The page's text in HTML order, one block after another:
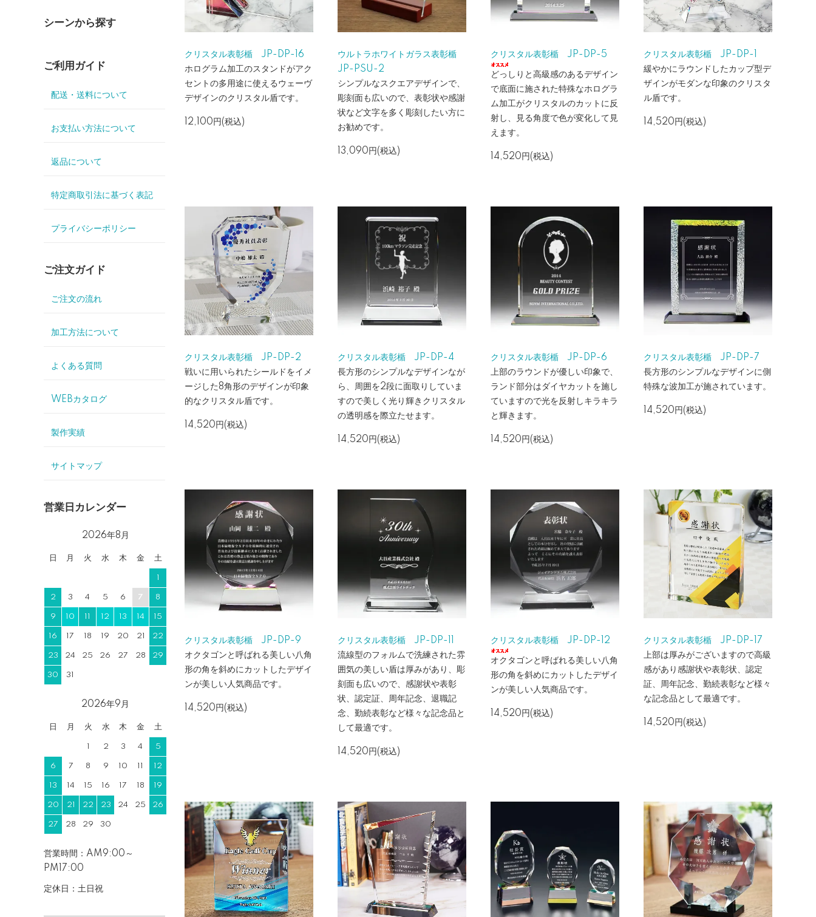
クリスタル表彰楯 JP-DP-16
ホログラム加工のスタンドがアク
セントの多用途に使えるウェーヴ
デザインのクリスタル盾です。
12,100円(税込)
ウルトラホワイトガラス表彰楯
JP-PSU-2
シンプルなスクエアデザインで、
彫刻面も広いので、表彰状や感謝
状など文字を多く彫刻したい方に
お勧めです。
13,090円(税込)
クリスタル表彰楯 JP-DP-5
どっしりと高級感のあるデザイン
で底面に施された特殊なホログラ
ム加工がクリスタルのカットに反
射し、見る角度で色が変化して見
えます。
14,520円(税込)
クリスタル表彰楯 JP-DP-1
緩やかにラウンドしたカップ型デ
ザインがモダンな印象のクリスタ
ル盾です。
14,520円(税込)
クリスタル表彰楯 JP-DP-2
戦いに用いられたシールドをイメ
ージした8角形のデザインが印象
的なクリスタル盾です。
14,520円(税込)
クリスタル表彰楯 JP-DP-4
長方形のシンプルなデザインなが
ら、周囲を2段に面取りしていま
すので美しく光り輝きクリスタル
の透明感を際立たせます。
14,520円(税込)
クリスタル表彰楯 JP-DP-6
上部のラウンドが優しい印象で、
ランド部分はダイヤカットを施し
ていますので光を反射しキラキラ
と輝きます。
14,520円(税込)
クリスタル表彰楯 JP-DP-7
長方形のシンプルなデザインに側
特殊な波加工が施されています。
14,520円(税込)
クリスタル表彰楯 JP-DP-9
オクタゴンと呼ばれる美しい八角
形の角を斜めにカットしたデザイ
ンが美しい人気商品です。
14,520円(税込)
クリスタル表彰楯 JP-DP-11
流線型のフォルムで洗練された雰
囲気の美しい盾は厚みがあり、彫
刻面も広いので、感謝状や表彰
状、認定証、周年記念、退職記
念、勤続表彰など様々な記念品と
して最適です。
14,520円(税込)
クリスタル表彰楯 JP-DP-12
オクタゴンと呼ばれる美しい八角
形の角を斜めにカットしたデザイ
ンが美しい人気商品です。
14,520円(税込)
クリスタル表彰楯 JP-DP-17
上部は厚みがございますので高級
感があり感謝状や表彰状、認定
証、周年記念、勤続表彰など様々
な記念品として最適です。
14,520円(税込)
シーンから探す
ご利用ガイド
配送・送料について
お支払い方法について
返品について
特定商取引法に基づく表記
プライバシーポリシー
ご注文ガイド
ご注文の流れ
加工方法について
よくある質問
WEBカタログ
製作実績
サイトマップ
営業日カレンダー
2026年8月
日 月 火 水 木 金 土
1
2 3 4 5 6 7 8
9 10 11 12 13 14 15
16 17 18 19 20 21 22
23 24 25 26 27 28 29
30 31
2026年9月
日 月 火 水 木 金 土
1 2 3 4 5
6 7 8 9 10 11 12
13 14 15 16 17 18 19
20 21 22 23 24 25 26
27 28 29 30
営業時間：AM9:00～
PM17:00
定休日：土日祝